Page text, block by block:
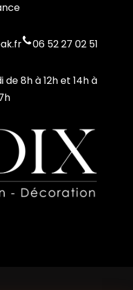
06 52 27 02 51
de 8h à 12h et 14h à